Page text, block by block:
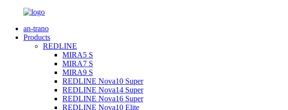
an-trano
Products
REDLINE
MIRA5 S
MIRA7 S
MIRA9 S
REDLINE Nova10 Super
REDLINE Nova14 Super
REDLINE Nova16 Super
REDLINE Nova10 Elite